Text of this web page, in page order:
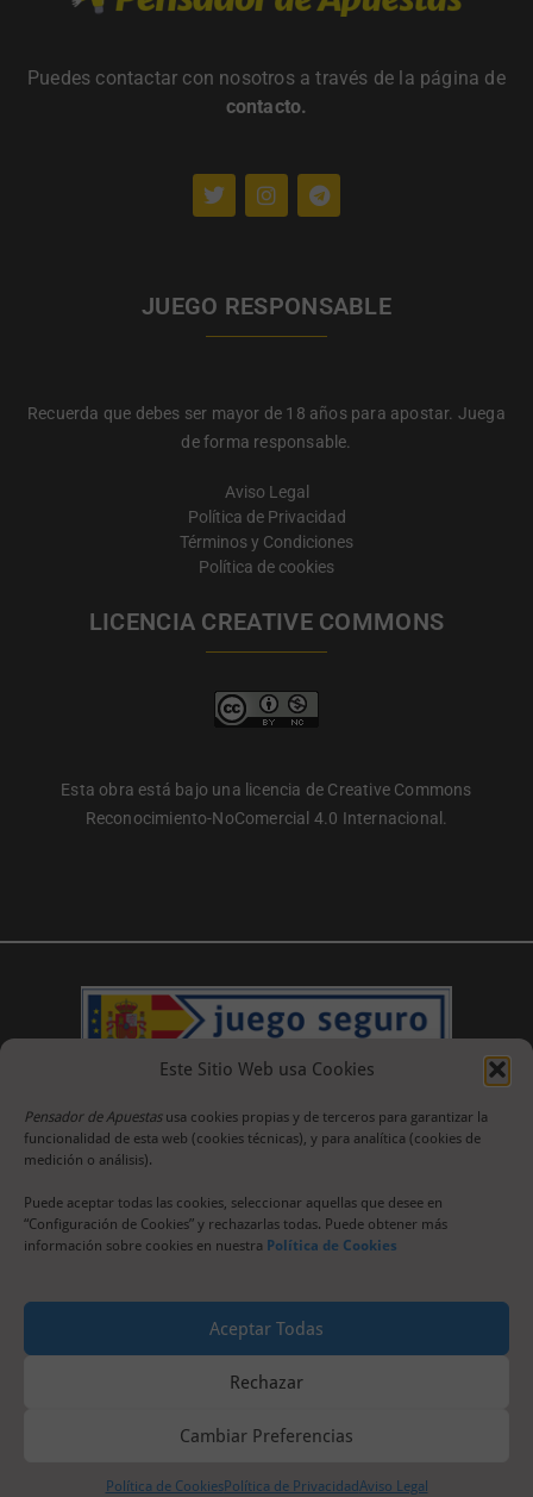
Este Sitio Web usa Cookies
Pensador de Apuestas usa cookies propias y de terceros para garantizar la
funcionalidad de esta web (cookies técnicas), y para analítica (cookies de
medición o análisis).
Puede aceptar todas las cookies, seleccionar aquellas que desee en
“Configuración de Cookies” y rechazarlas todas. Puede obtener más
información sobre cookies en nuestra Política de Cookies
Aceptar Todas
Rechazar
Cambiar Preferencias
Política de CookiesPolítica de Privacidad Aviso Legal
Puedes contactar con nosotros a través de la página de
contacto.
JUEGO RESPONSABLE
Recuerda que debes ser mayor de 18 años para apostar. Juega
de forma responsable.
Aviso Legal
Política de Privacidad
Términos y Condiciones
Política de cookies
LICENCIA CREATIVE COMMONS
Esta obra está bajo una licencia de Creative Commons
Reconocimiento-NoComercial 4.0 Internacional.